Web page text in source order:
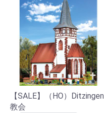
【SALE】（HO）Ditzingen
教会